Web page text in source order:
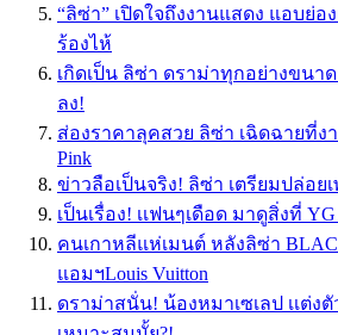
“ลิซ่า” เปิดใจถึงงานแสดง แอบย่
ร้องไห้
เกิดเป็น ลิซ่า ดราม่าทุกอย่างขนา
ลง!
ส่องราคาลุคสวย ลิซ่า เฉิดฉายที่ง
Pink
ข่าวลือเป็นจริง! ลิซ่า เตรียมปล่อ
เป็นเรื่อง! เเฟนๆเดือด มาดูสิ่งที่
คนเกาหลีแห่เมนต์ หลังลิซ่า
แอมฯLouis Vuitton
ดราม่าสนั่น! น้องหมาเซเลป เเต่ง